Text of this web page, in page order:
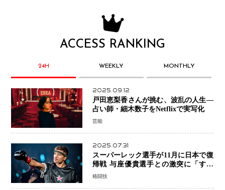
ACCESS RANKING
24H WEEKLY MONTHLY
2025.09.12
戸田恵梨香さんが挑む、波乱の人生―
占い師・細木数子をNetflixで実写化
芸能
2025.07.31
スーパーレック選手が11月に日本で復
帰戦 与座優貴選手との激突に「すべ
ての技術を見せたい」
格闘技